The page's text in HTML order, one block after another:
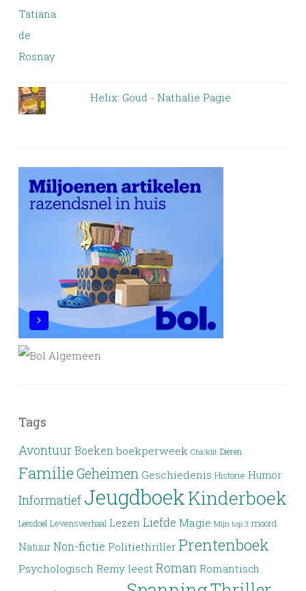
Helix: Goud - Nathalie Pagie
Tags
Avontuur Boeken boekperweek Chicklit Dieren
Familie Geheimen Geschiedenis Historie Humor
Informatief JeugdboekKinderboek
Leesdoel Levensverhaal Lezen Liefde Magie Mijn top 3 moord
Natuur Non-fictie Politiethriller Prentenboek
Psychologisch Remy leest Roman Romantisch